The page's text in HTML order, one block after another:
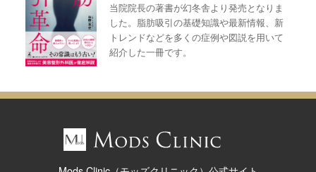
当院院長の著書が幻冬舎より発売となりま
した。脂肪吸引の基礎知識や最新情報、新
トレンドなどを多くの症例や図説を用いて
紹介した一冊です。